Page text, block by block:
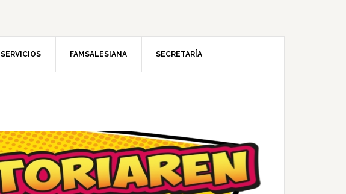
SERVICIOS FAMSALESIANA SECRETARÍA